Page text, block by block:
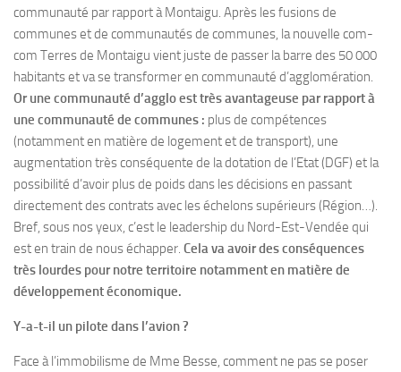
communauté par rapport à Montaigu. Après les fusions de
communes et de communautés de communes, la nouvelle com-
com Terres de Montaigu vient juste de passer la barre des 50 000
habitants et va se transformer en communauté d’agglomération.
Or une communauté d’agglo est très avantageuse par rapport à
une communauté de communes : plus de compétences
(notamment en matière de logement et de transport), une
augmentation très conséquente de la dotation de l’Etat (DGF) et la
possibilité d’avoir plus de poids dans les décisions en passant
directement des contrats avec les échelons supérieurs (Région…).
Bref, sous nos yeux, c’est le leadership du Nord-Est-Vendée qui
est en train de nous échapper. Cela va avoir des conséquences
très lourdes pour notre territoire notamment en matière de
développement économique.
Y-a-t-il un pilote dans l’avion ?
Face à l’immobilisme de Mme Besse, comment ne pas se poser